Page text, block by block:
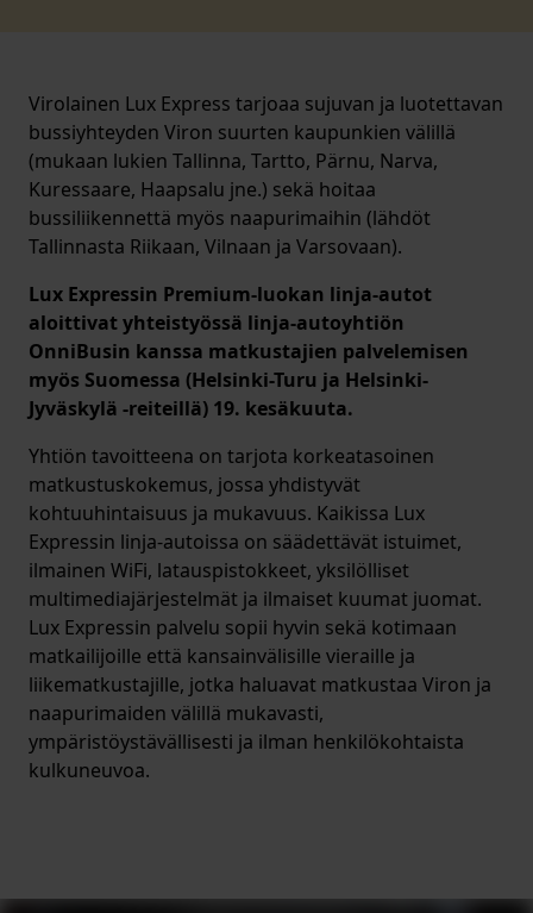
Virolainen Lux Express tarjoaa sujuvan ja luotettavan
bussiyhteyden Viron suurten kaupunkien välillä
(mukaan lukien Tallinna, Tartto, Pärnu, Narva,
Kuressaare, Haapsalu jne.) sekä hoitaa
bussiliikennettä myös naapurimaihin (lähdöt
Tallinnasta Riikaan, Vilnaan ja Varsovaan).
Lux Expressin Premium-luokan linja-autot
aloittivat yhteistyössä linja-autoyhtiön
OnniBusin kanssa matkustajien palvelemisen
myös Suomessa (Helsinki-Turu ja Helsinki-
Jyväskylä -reiteillä) 19. kesäkuuta.
Yhtiön tavoitteena on tarjota korkeatasoinen
matkustuskokemus, jossa yhdistyvät
kohtuuhintaisuus ja mukavuus. Kaikissa Lux
Expressin linja-autoissa on säädettävät istuimet,
ilmainen WiFi, latauspistokkeet, yksilölliset
multimediajärjestelmät ja ilmaiset kuumat juomat.
Lux Expressin palvelu sopii hyvin sekä kotimaan
matkailijoille että kansainvälisille vieraille ja
liikematkustajille, jotka haluavat matkustaa Viron ja
naapurimaiden välillä mukavasti,
ympäristöystävällisesti ja ilman henkilökohtaista
kulkuneuvoa.